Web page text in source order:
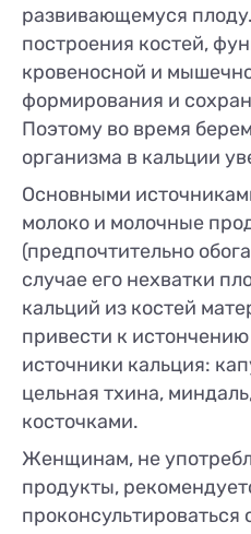
развивающемуся
построения костей,
кровеносной и
формирования и
Поэтому во время
организма в кальции
Основными
молоко и молочные
(предпочтительно
случае его нехватки
кальций из костей
привести к
источники кальция:
цельная тхина,
косточками.
Женщинам, не
продукты,